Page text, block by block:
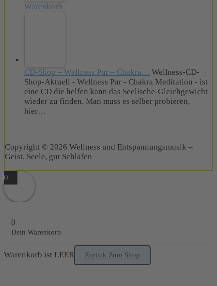
Warenkorb
CD-Shop – Wellness Pur – Chakra… Wellness-CD-
Shop-Aktuell - Wellness Pur - Chakra Meditation - ist
eine CD die helfen kann das Seelische-Gleichgewicht
wieder zu finden. Man muss es selber probieren,
hier…
Copyright © 2026 Wellness und Entspannungsmusik –
Geist, Seele, gut Schlafen
0
0
Dein Warenkorb
Warenkorb ist LEER Zurück Zum Shop